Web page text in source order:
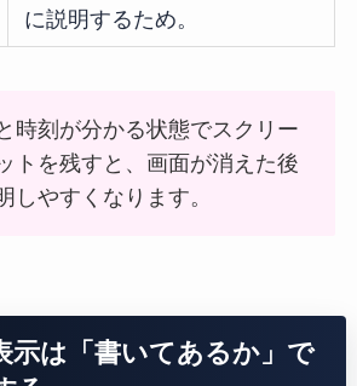
に説明するため。
時刻が分かる状態でスクリー
トを残すと、画面が消えた後
しやすくなります。
示は「書いてあるか」で